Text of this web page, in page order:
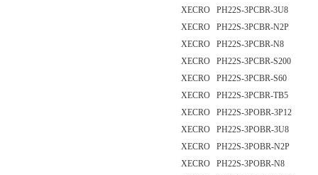
XECRO PH22S-3PCBR-3U8
XECRO PH22S-3PCBR-N2P
XECRO PH22S-3PCBR-N8
XECRO PH22S-3PCBR-S200
XECRO PH22S-3PCBR-S60
XECRO PH22S-3PCBR-TB5
XECRO PH22S-3POBR-3P12
XECRO PH22S-3POBR-3U8
XECRO PH22S-3POBR-N2P
XECRO PH22S-3POBR-N8